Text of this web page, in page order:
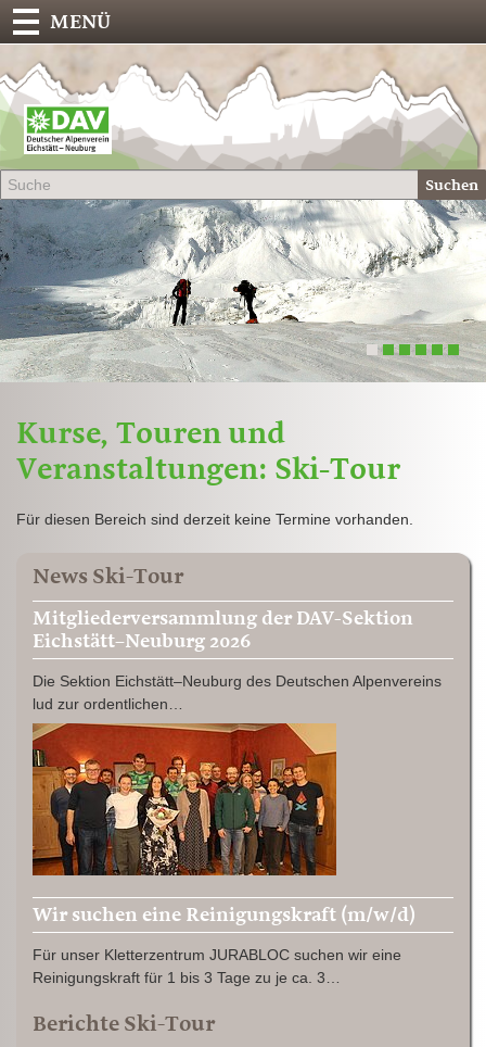
Suchen
MENÜ
1 2 3 4 5 6
Kurse, Touren und
Veranstaltungen: Ski-Tour
Für diesen Bereich sind derzeit keine Termine vorhanden.
News Ski-Tour
Mitgliederversammlung der DAV-Sektion
Eichstätt–Neuburg 2026
Die Sektion Eichstätt–Neuburg des Deutschen Alpenvereins
lud zur ordentlichen…
Wir suchen eine Reinigungskraft (m/w/d)
Für unser Kletterzentrum JURABLOC suchen wir eine
Reinigungskraft für 1 bis 3 Tage zu je ca. 3…
Berichte Ski-Tour